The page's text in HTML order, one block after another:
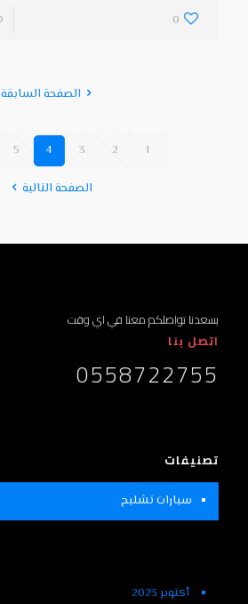
0
الصفحة السابقة
1
2
3
4
5
الصفحة التالية
يسعدنا تواصلكم معنا في اي وقت
اتصل بنا
0558722755
تصنيفات
سيارات تشليح
أكتوبر 2023